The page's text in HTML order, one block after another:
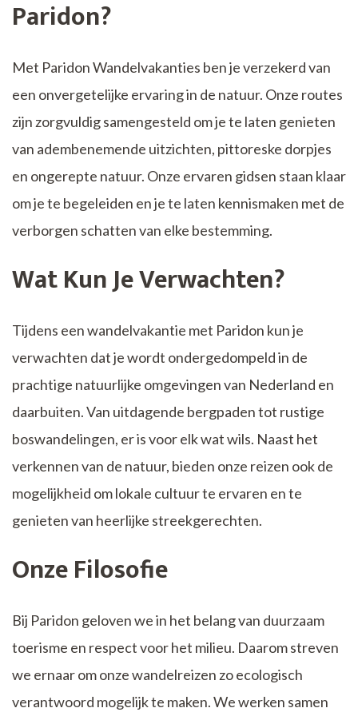
Paridon?
Met Paridon Wandelvakanties ben je verzekerd van
een onvergetelijke ervaring in de natuur. Onze routes
zijn zorgvuldig samengesteld om je te laten genieten
van adembenemende uitzichten, pittoreske dorpjes
en ongerepte natuur. Onze ervaren gidsen staan ​​klaar
om je te begeleiden en je te laten kennismaken met de
verborgen schatten van elke bestemming.
Wat Kun Je Verwachten?
Tijdens een wandelvakantie met Paridon kun je
verwachten dat je wordt ondergedompeld in de
prachtige natuurlijke omgevingen van Nederland en
daarbuiten. Van uitdagende bergpaden tot rustige
boswandelingen, er is voor elk wat wils. Naast het
verkennen van de natuur, bieden onze reizen ook de
mogelijkheid om lokale cultuur te ervaren en te
genieten van heerlijke streekgerechten.
Onze Filosofie
Bij Paridon geloven we in het belang van duurzaam
toerisme en respect voor het milieu. Daarom streven
we ernaar om onze wandelreizen zo ecologisch
verantwoord mogelijk te maken. We werken samen